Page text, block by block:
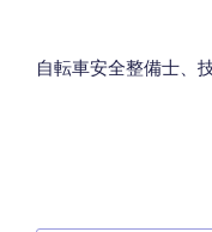
自転車安全整備士、